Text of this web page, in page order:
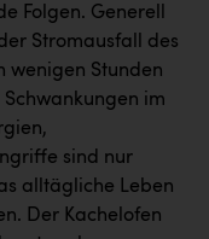
Folgen. Generell
Stromausfall des
wenigen Stunden
im
sind nur
alltägliche Leben
Der Kachelofen